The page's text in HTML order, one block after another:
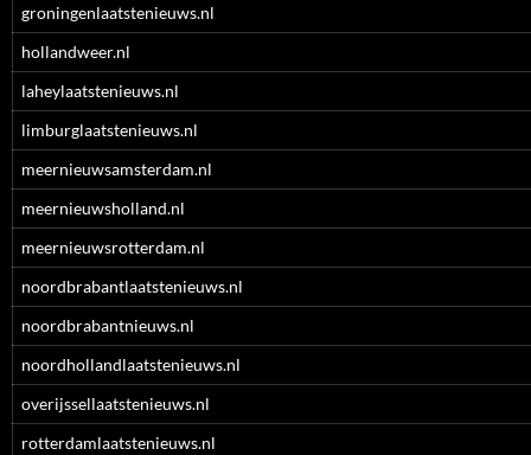
groningenlaatstenieuws.nl
hollandweer.nl
laheylaatstenieuws.nl
limburglaatstenieuws.nl
meernieuwsamsterdam.nl
meernieuwsholland.nl
meernieuwsrotterdam.nl
noordbrabantlaatstenieuws.nl
noordbrabantnieuws.nl
noordhollandlaatstenieuws.nl
overijssellaatstenieuws.nl
rotterdamlaatstenieuws.nl